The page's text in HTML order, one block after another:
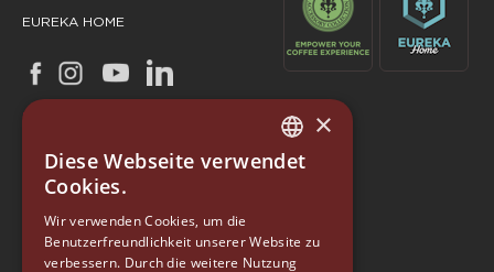
EUREKA HOME
ITALIAN
GERMAN
×
Diese Webseite verwendet
Cookies.
Wir verwenden Cookies, um die
Benutzerfreundlichkeit unserer Website zu
verbessern. Durch die weitere Nutzung